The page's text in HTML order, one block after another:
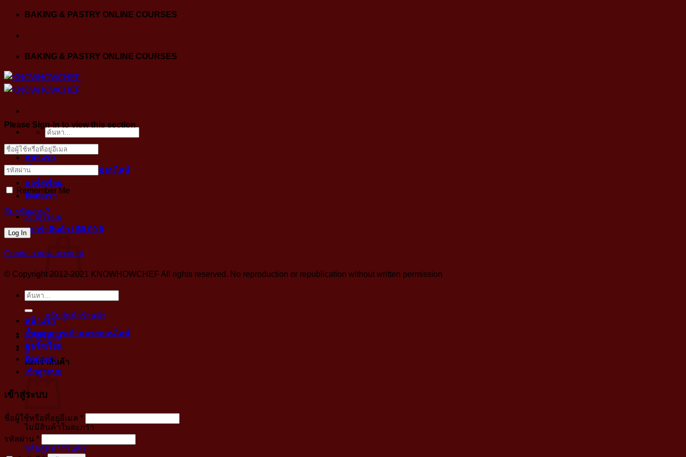
Skip
content
BAKING & PASTRY ONLINE COURSES
BAKING & PASTRY ONLINE COURSES
ค้นหา:
หน้าแรก
ขั้นตอนการเข้าคลาสออนไลน์
คอร์สเรียน
ติดต่อเรา
เข้าสู่ระบบ
ตะกร้าสินค้า / ฿0.00 0
กลับสู่หน้าร้านค้า
เข้าสู่ระบบ
0
ตะกร้าสินค้า
ไม่มีสินค้าในตะกร้า
กลับสู่หน้าร้านค้า
Please Sign-In to view this section
Remember Me
ลืมรหัสผ่าน?
Create a new account
© Copyright 2012-2021 KNOWHOWCHEF All rights reserved. No reproduction or republication without written permission
ค้นหา:
หน้าแรก
ขั้นตอนการเข้าคลาสออนไลน์
คอร์สเรียน
ติดต่อเรา
เข้าสู่ระบบ
เข้าสู่ระบบ
ชื่อผู้ใช้หรือที่อยู่อีเมล *บังคับ
กรอก
รหัสผ่าน *บังคับ
กรอก